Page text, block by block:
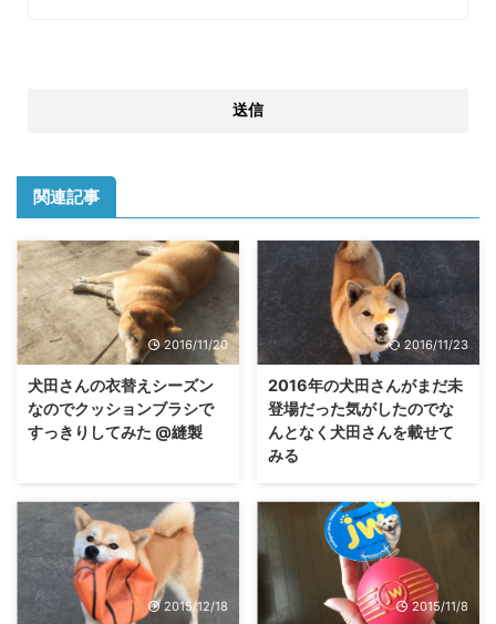
関連記事
2016/11/20
犬田さんの衣替えシーズン
なのでクッションブラシで
すっきりしてみた @縫製
2016/11/23
2016年の犬田さんがまだ未
登場だった気がしたのでな
んとなく犬田さんを載せて
みる
2015/12/18 2015/11/8